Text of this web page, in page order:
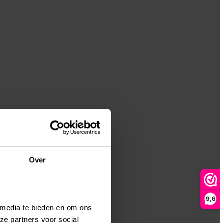
Over
te bieden en om ons
partners voor social
9,6